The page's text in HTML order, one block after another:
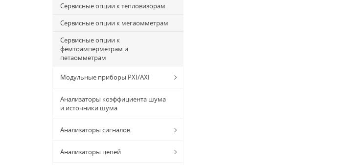
Сервисные опции к тепловизорам
Сервисные опции к мегаомметрам
Сервисные опции к
фемтоамперметрам и
петаомметрам
Модульные приборы PXI/AXI
Анализаторы коэффициента шума
и источники шума
Анализаторы сигналов
Анализаторы цепей